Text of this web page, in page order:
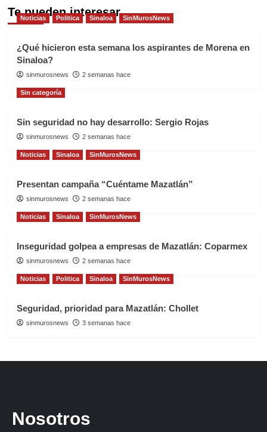
Te pueden interesar
Noticias Politica Sinaloa SinMurosNews
¿Qué hicieron esta semana los aspirantes de Morena en
Sinaloa?
sinmurosnews 2 semanas hace
Sin categoría
Sin seguridad no hay desarrollo: Sergio Rojas
sinmurosnews 2 semanas hace
Noticias Sinaloa SinMurosNews
Presentan campaña “Cuéntame Mazatlán”
sinmurosnews 2 semanas hace
Noticias Sinaloa SinMurosNews
Inseguridad golpea a empresas de Mazatlán: Coparmex
sinmurosnews 2 semanas hace
Noticias Politica Sinaloa SinMurosNews
Seguridad, prioridad para Mazatlán: Chollet
sinmurosnews 3 semanas hace
Nosotros